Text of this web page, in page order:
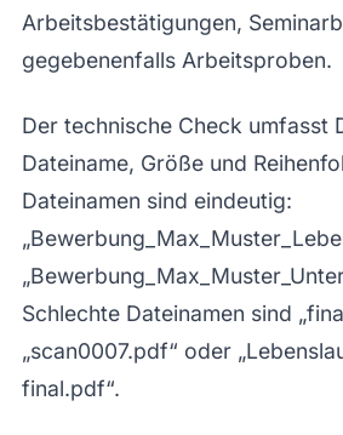
Arbeitsbestätigungen,
gegebenenfalls Arbeitsproben.
Der technische Check umfasst
Dateiname, Größe und
Dateinamen sind eindeutig:
Schlechte Dateinamen sind
„scan0007.pdf“ oder
final.pdf“.